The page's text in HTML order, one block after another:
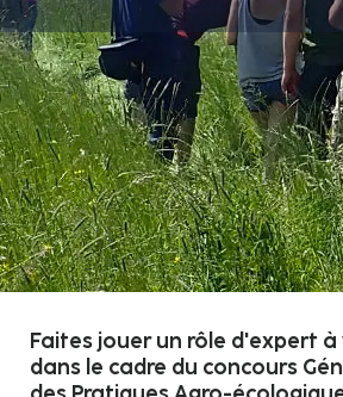
Faites jouer un rôle d'expert à
dans le cadre du concours